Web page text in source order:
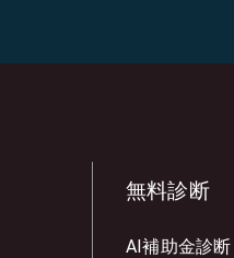
無料診断
AI補助金診断